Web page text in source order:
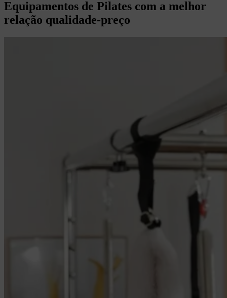
Equipamentos de Pilates com a melhor
relação qualidade-preço